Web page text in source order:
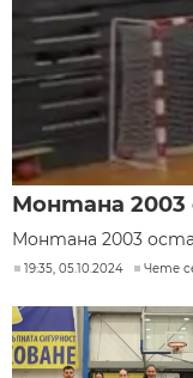
Монтана 2003
Монтана 2003
19:35, 05.10.2024 Чете